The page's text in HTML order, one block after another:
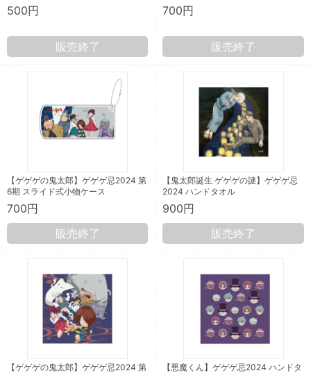
500円
販売終了
700円
販売終了
【ゲゲゲの鬼太郎】ゲゲゲ忌2024 第
6期 スライド式小物ケース
700円
販売終了
【鬼太郎誕生 ゲゲゲの謎】ゲゲゲ忌
2024 ハンドタオル
900円
販売終了
【ゲゲゲの鬼太郎】ゲゲゲ忌2024 第 【悪魔くん】ゲゲゲ忌2024 ハンドタ